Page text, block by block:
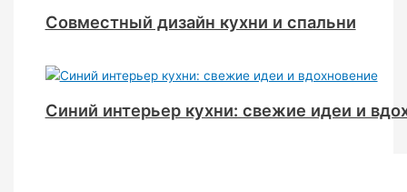
Совместный дизайн кухни и спальни
Синий интерьер кухни: свежие идеи и